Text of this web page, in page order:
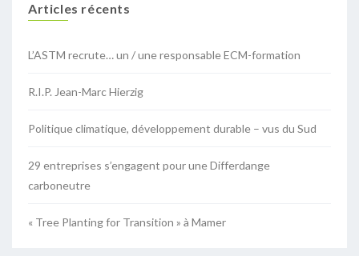
Articles récents
L’ASTM recrute… un / une responsable ECM-formation
R.I.P. Jean-Marc Hierzig
Politique climatique, développement durable – vus du Sud
29 entreprises s’engagent pour une Differdange
carboneutre
« Tree Planting for Transition » à Mamer